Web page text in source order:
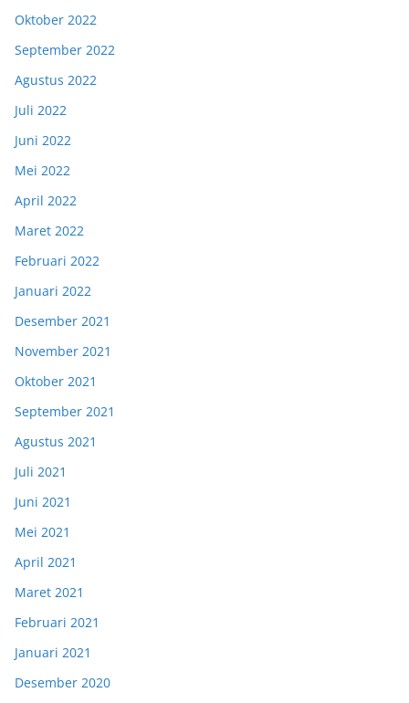
Oktober 2022
September 2022
Agustus 2022
Juli 2022
Juni 2022
Mei 2022
April 2022
Maret 2022
Februari 2022
Januari 2022
Desember 2021
November 2021
Oktober 2021
September 2021
Agustus 2021
Juli 2021
Juni 2021
Mei 2021
April 2021
Maret 2021
Februari 2021
Januari 2021
Desember 2020